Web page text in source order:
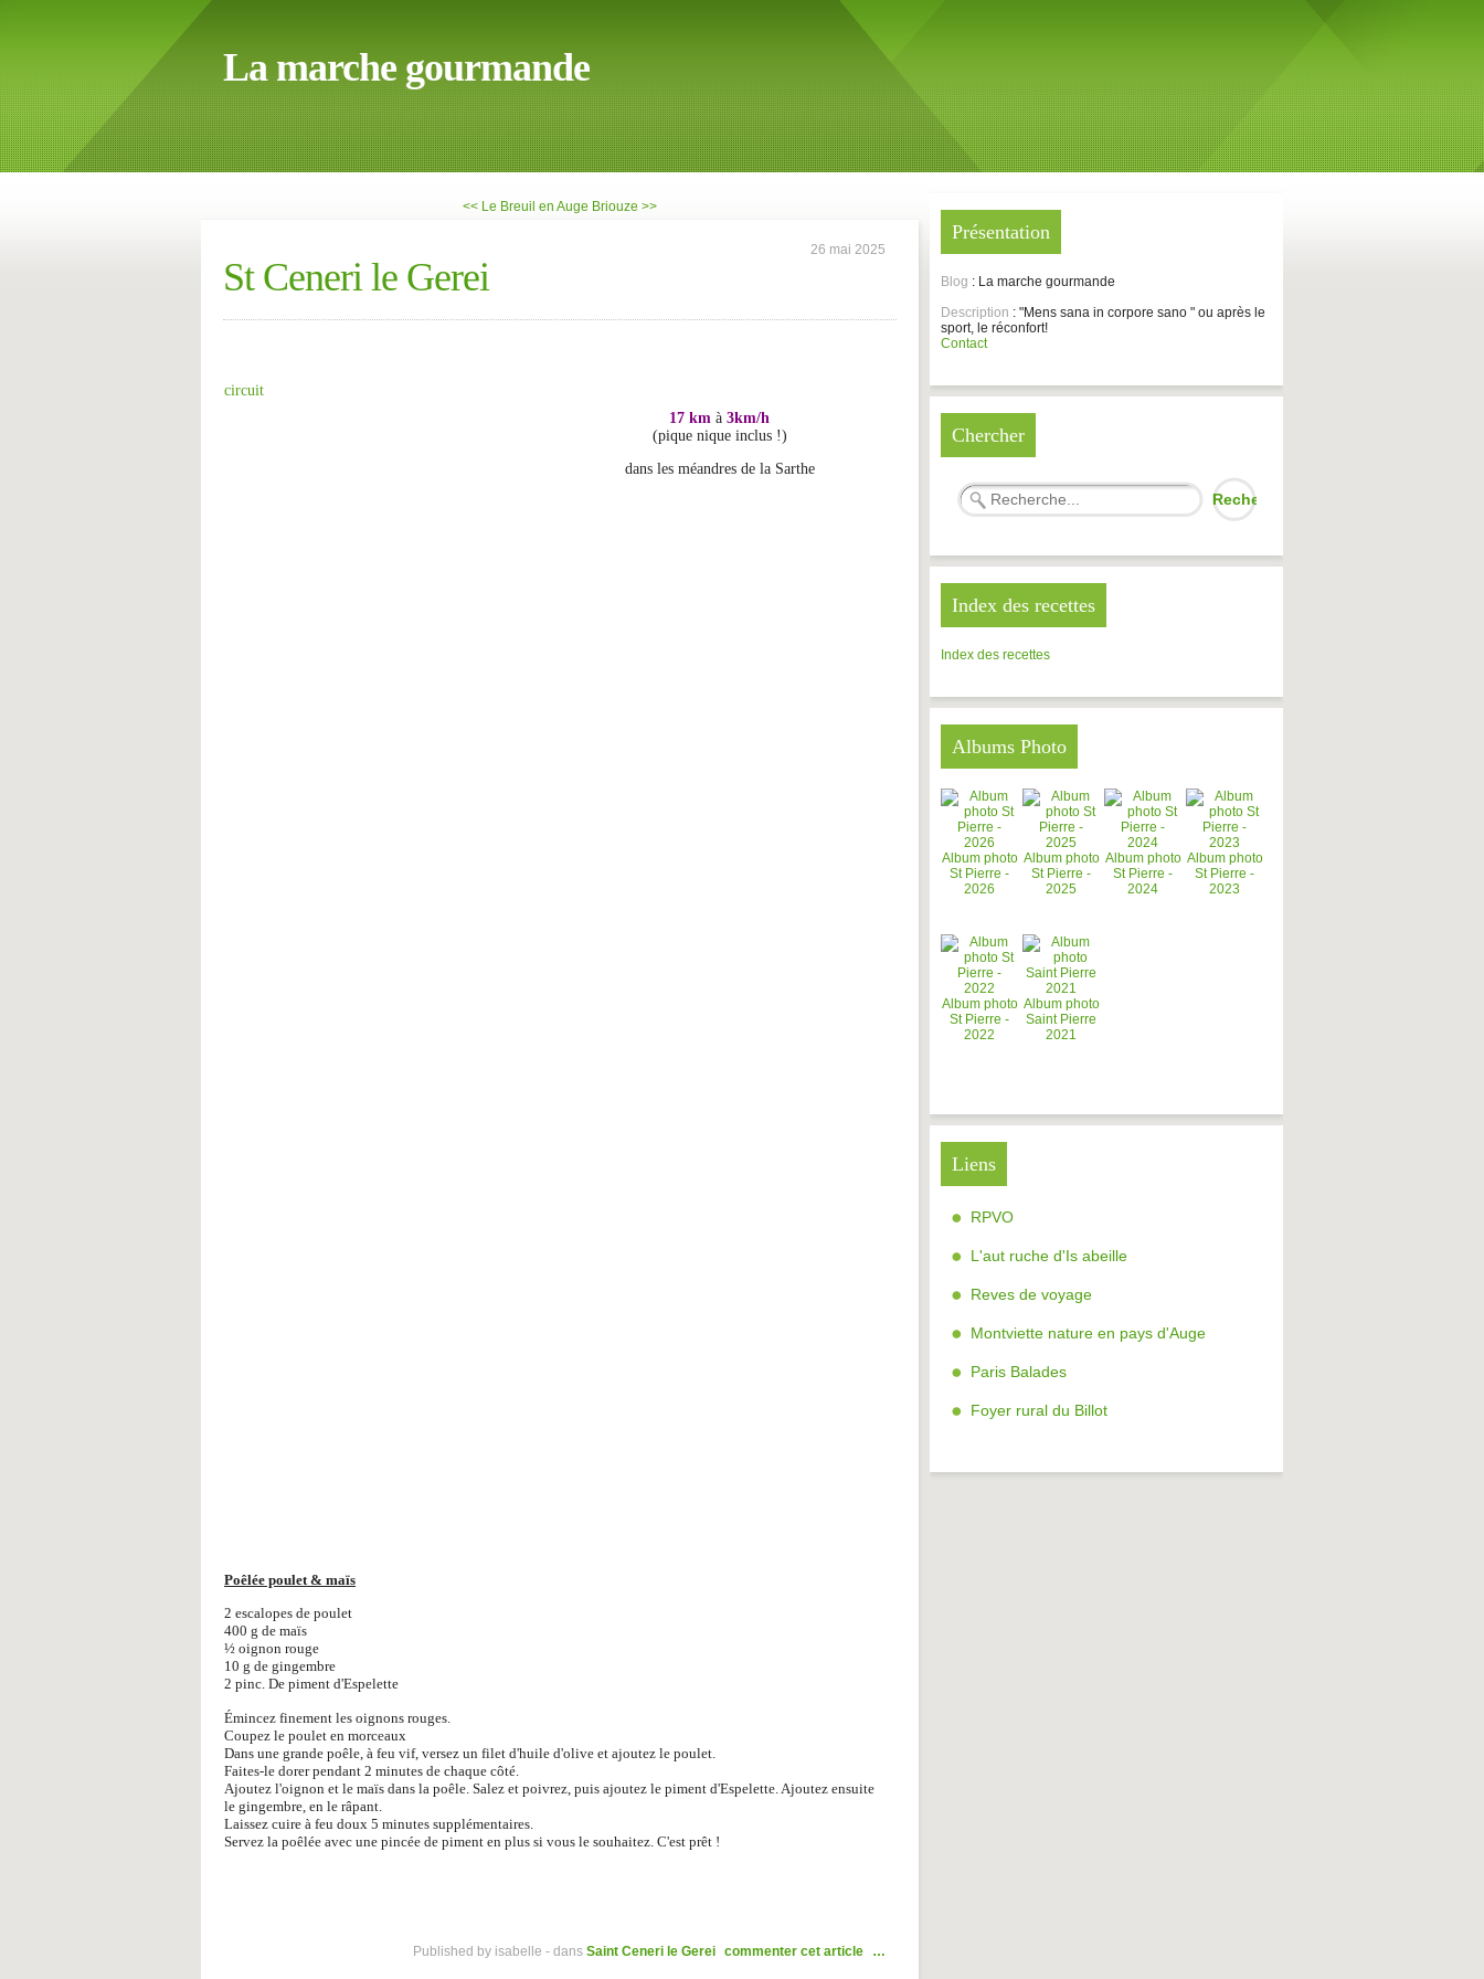
La marche gourmande
<< Le Breuil en Auge Briouze >>
26 mai 2025
St Ceneri le Gerei
circuit
17 km à 3km/h
(pique nique inclus !)
dans les méandres de la Sarthe
Poêlée poulet & maïs
2 escalopes de poulet
400 g de maïs
½ oignon rouge
10 g de gingembre
2 pinc. De piment d'Espelette
Émincez finement les oignons rouges.
Coupez le poulet en morceaux
Dans une grande poêle, à feu vif, versez un filet d'huile d'olive et ajoutez le poulet.
Faites-le dorer pendant 2 minutes de chaque côté.
Ajoutez l'oignon et le maïs dans la poêle. Salez et poivrez, puis ajoutez le piment d'Espelette. Ajoutez ensuite
le gingembre, en le râpant.
Laissez cuire à feu doux 5 minutes supplémentaires.
Servez la poêlée avec une pincée de piment en plus si vous le souhaitez. C'est prêt !
Published by isabelle - dans Saint Ceneri le Gerei commenter cet article …
Présentation
Blog : La marche gourmande
Description : "Mens sana in corpore sano " ou après le
sport, le réconfort!
Contact
Chercher
Index des recettes
Index des recettes
Albums Photo
Album photo
St Pierre -
2026
Album photo
St Pierre -
2025
Album photo
St Pierre -
2024
Album photo
St Pierre -
2023
Album photo
St Pierre -
2022
Album photo
Saint Pierre
2021
Liens
RPVO
L'aut ruche d'Is abeille
Reves de voyage
Montviette nature en pays d'Auge
Paris Balades
Foyer rural du Billot